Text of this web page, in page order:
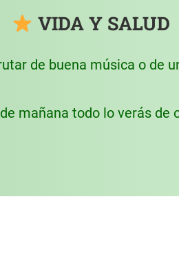
VIDA Y SALUD
de buena música o de
mañana todo lo verás de